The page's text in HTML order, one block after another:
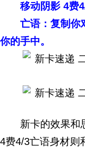
移动阴影 4费
亡语：复制你
你的手中。
新卡的效果和
4费4/3亡语身材则